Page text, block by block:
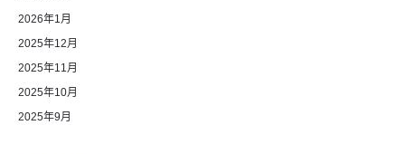
2026年1月
2025年12月
2025年11月
2025年10月
2025年9月